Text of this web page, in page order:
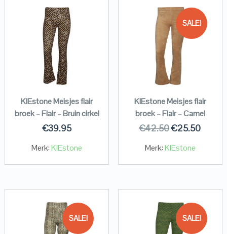
KIEstone Meisjes flair
broek – Flair – Bruin cirkel
€39.95
Merk:KIEstone
SALE!
KIEstone Meisjes flair
broek – Flair – Camel
€42.50€25.50
Merk:KIEstone
SALE! SALE!